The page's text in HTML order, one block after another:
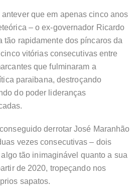
que em apenas cinco anos
– o ex-governador Ricardo
tão rapidamente dos píncaros da
vitórias consecutivas entre
que fulminaram a
paraibana, destroçando
do poder lideranças
derrotar José Maranhão
vezes consecutivas – dois
tão inimaginável quanto a sua
de 2020, tropeçando nos
sapatos.